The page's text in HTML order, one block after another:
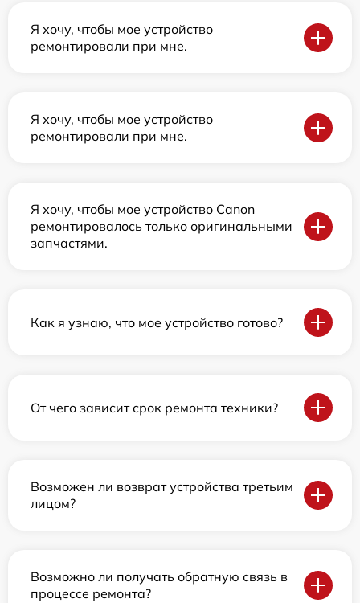
Я хочу, чтобы мое устройство
ремонтировали при мне.
Я хочу, чтобы мое устройство
ремонтировали при мне.
Я хочу, чтобы мое устройство Canon
ремонтировалось только оригинальными
запчастями.
Как я узнаю, что мое устройство готово?
От чего зависит срок ремонта техники?
Возможен ли возврат устройства третьим
лицом?
Возможно ли получать обратную связь в
процессе ремонта?